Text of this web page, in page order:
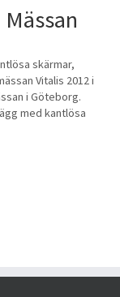
skärmar,
Vitalis 2012 i
i Göteborg.
med kantlösa